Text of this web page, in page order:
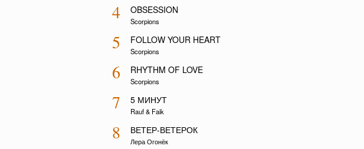
4 OBSESSION
Scorpions
5 FOLLOW YOUR HEART
Scorpions
6 RHYTHM OF LOVE
Scorpions
7 5 МИНУТ
Rauf & Faik
8 ВЕТЕР-ВЕТЕРОК
Лера Огонёк